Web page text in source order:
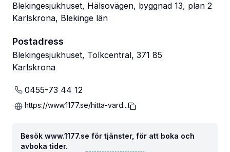
Blekingesjukhuset, Hälsovägen, byggnad 13, plan 2
Karlskrona, Blekinge län
Postadress
Blekingesjukhuset, Tolkcentral, 371 85
Karlskrona
0455-73 44 12
https://www.1177.se/hitta-vard...
Besök www.1177.se för tjänster, för att boka och
avboka tider.